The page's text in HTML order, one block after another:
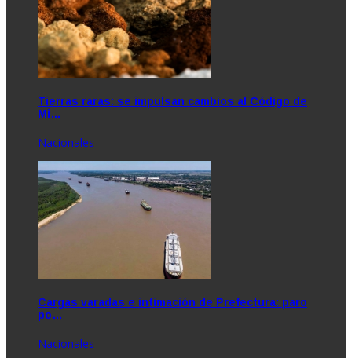
Tierras raras: se impulsan cambios al Código de
Mi…
Nacionales
Cargas varadas e intimación de Prefectura: paro
po…
Nacionales